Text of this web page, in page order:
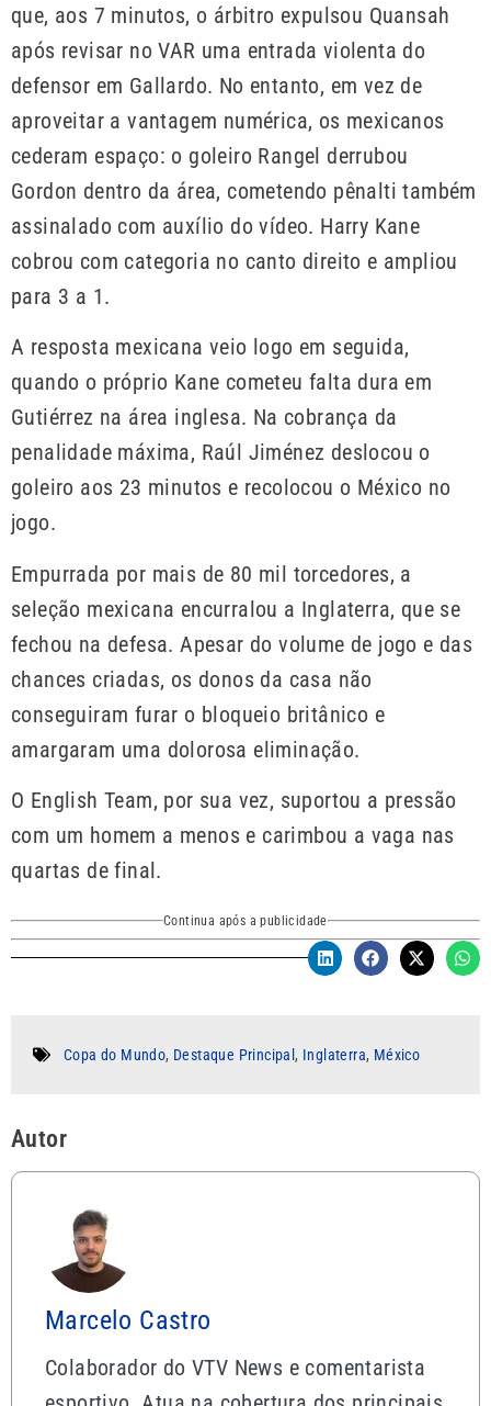
que, aos 7 minutos, o árbitro expulsou Quansah
após revisar no VAR uma entrada violenta do
defensor em Gallardo. No entanto, em vez de
aproveitar a vantagem numérica, os mexicanos
cederam espaço: o goleiro Rangel derrubou
Gordon dentro da área, cometendo pênalti também
assinalado com auxílio do vídeo. Harry Kane
cobrou com categoria no canto direito e ampliou
para 3 a 1.
A resposta mexicana veio logo em seguida,
quando o próprio Kane cometeu falta dura em
Gutiérrez na área inglesa. Na cobrança da
penalidade máxima, Raúl Jiménez deslocou o
goleiro aos 23 minutos e recolocou o México no
jogo.
Empurrada por mais de 80 mil torcedores, a
seleção mexicana encurralou a Inglaterra, que se
fechou na defesa. Apesar do volume de jogo e das
chances criadas, os donos da casa não
conseguiram furar o bloqueio britânico e
amargaram uma dolorosa eliminação.
O English Team, por sua vez, suportou a pressão
com um homem a menos e carimbou a vaga nas
quartas de final.
Continua após a publicidade
Copa do Mundo, Destaque Principal, Inglaterra, México
Autor
Marcelo Castro
Colaborador do VTV News e comentarista